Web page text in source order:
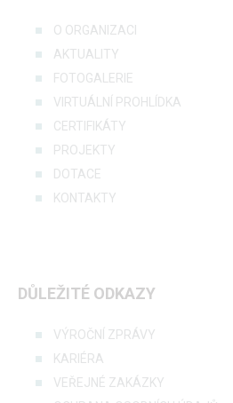
O ORGANIZACI
AKTUALITY
FOTOGALERIE
VIRTUÁLNÍ PROHLÍDKA
CERTIFIKÁTY
PROJEKTY
DOTACE
KONTAKTY
DŮLEŽITÉ ODKAZY
VÝROČNÍ ZPRÁVY
KARIÉRA
VEŘEJNÉ ZAKÁZKY